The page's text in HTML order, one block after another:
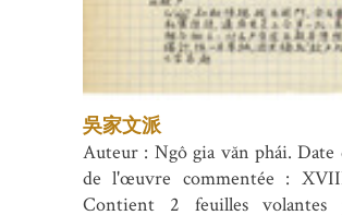
吳家文派
Auteur : Ngô gia văn phái. Date
de l'œuvre commentée :
Contient 2 feuilles volantes